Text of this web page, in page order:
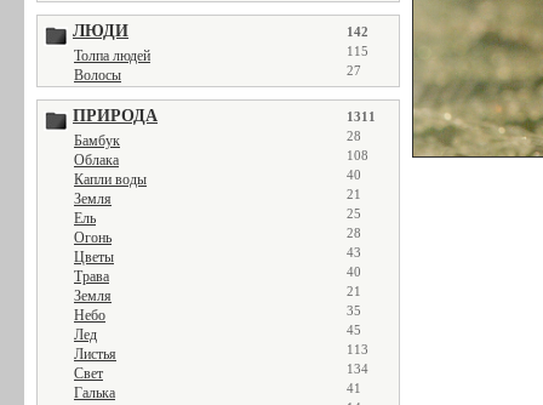
ЛЮДИ 142
Толпа людей 115
Волосы 27
ПРИРОДА 1311
Бамбук 28
Облака 108
Капли воды 40
Земля 21
Ель 25
Огонь 28
Цветы 43
Трава 40
Земля 21
Небо 35
Лед 45
Листья 113
Свет 134
Галька 41